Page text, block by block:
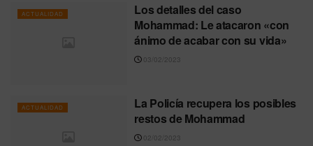
ACTUALIDAD
Los detalles del caso
Mohammad: Le atacaron «con
ánimo de acabar con su vida»
03/02/2023
ACTUALIDAD
La Policía recupera los posibles
restos de Mohammad
02/02/2023